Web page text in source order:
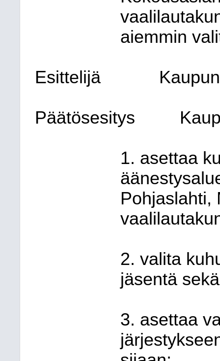
aiemmin
Esittelijä
Päätösesitys
1. asettaa
Pohjaslahti,
2. valita
jäsentä
3. asettaa